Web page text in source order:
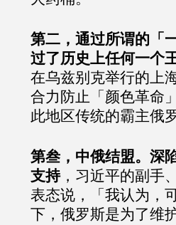
第二，通过所谓的「
过了历史上任何一个王
在乌兹别克举行的上
合力防止「颜色革命
此地区传统的霸主俄
第叁，中俄结盟。深
支持，习近平的副手
表态说，「我认为，
下，俄罗斯是为了维